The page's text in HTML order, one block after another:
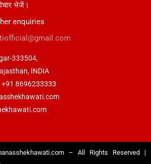
भेजें।
enquiries
333504,
INDIA
8696233333
– All Rights Reserved |